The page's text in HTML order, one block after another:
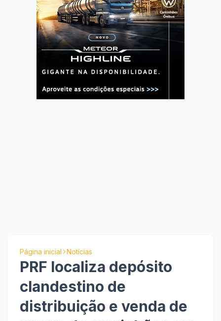
Página inicial Notícias
PRF localiza depósito
clandestino de
distribuição e venda de